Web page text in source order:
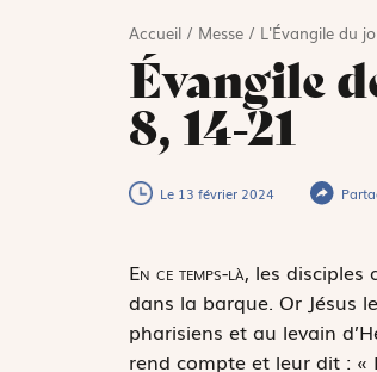
Accueil/ Messe/ L'Évangile du
Évangile
8, 14-21
Le 13 février 2024
En ce temps-là, les disciples
dans la barque. Or Jésus
pharisiens et au levain
rend compte et leur dit : «